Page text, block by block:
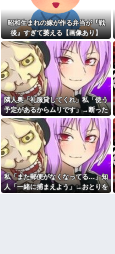
ちいかわ作者さん、総額30億
超の大豪邸を建てるｗｗｗｗｗ
ｗｗｗｗｗｗｗｗｗｗｗｗｗｗ
【画像】居酒屋さん、6人で長
居して会計4939円しか使わない
客にお気持ち表明してしまう←
コレどっちが悪いん
や？？？？？？
【動画】御当地アイドルだっ
た頃の今田美桜、ガチのマジで
可愛くてワイらをびびらせまく
ってしまうw w w w w w w w
日産e-power、無給油で
1980km走行しギネス記録を達
成！→山頂から下ってるだけで
した…
【悲報】へずまりゅう（35）
ボランティアのため熊本に行く
も体調不良で病院に行く
スーパーで小エビの天ぷら
（１２尾入り４８０円）を買っ
た。レジ係の人「５７６０円で
す」私「えっ！？間違いじゃな
いですか？」レジ「いや、４８...
1、2年生の間で欠席者が多数
昭和生まれの嫁が作る弁当が『戦
後』すぎて萎える【画像あり】
隣人奥「礼服貸してくれ」私「使う
予定があるからムリです」→断った
途端、とんでもない暴言を吐かれ
て…
私「また郵便がなくなってる…」知
人「一緒に捕まえよう」→おとりを